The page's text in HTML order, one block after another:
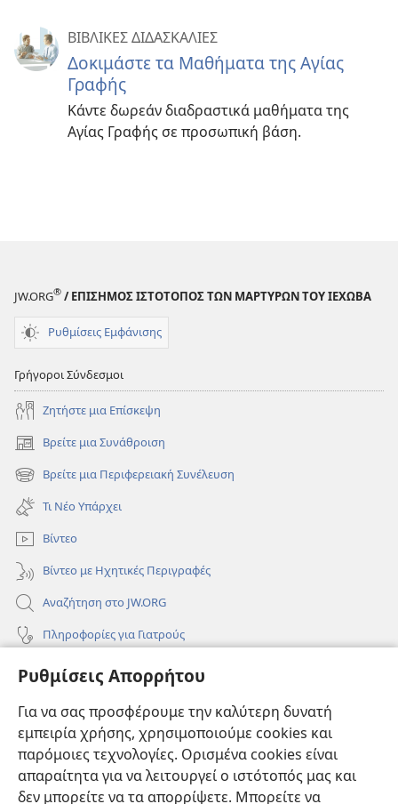
Ρυθμίσεις Απορρήτου
Για να σας προσφέρουμε την καλύτερη δυνατή
εμπειρία χρήσης, χρησιμοποιούμε cookies και
παρόμοιες τεχνολογίες. Ορισμένα cookies είναι
απαραίτητα για να λειτουργεί ο ιστότοπός μας και
δεν μπορείτε να τα απορρίψετε. Μπορείτε να
ΒΙΒΛΙΚΕΣ ΔΙΔΑΣΚΑΛΙΕΣ
Δοκιμάστε τα Μαθήματα της Αγίας
Γραφής
Κάντε δωρεάν διαδραστικά μαθήματα της
Αγίας Γραφής σε προσωπική βάση.
JW.ORG® / ΕΠΙΣΗΜΟΣ ΙΣΤΟΤΟΠΟΣ ΤΩΝ ΜΑΡΤΥΡΩΝ ΤΟΥ ΙΕΧΩΒΑ
Ρυθμίσεις Εμφάνισης
Γρήγοροι Σύνδεσμοι
Ζητήστε μια Επίσκεψη
Βρείτε μια Συνάθροιση
(ανοίγει
νέο
παράθυρο)
Βρείτε μια Περιφερειακή Συνέλευση
(ανοίγει
νέο
παράθυρο)
Τι Νέο Υπάρχει
Βίντεο
Βίντεο με Ηχητικές Περιγραφές
Αναζήτηση στο JW.ORG
Πληροφορίες για Γιατρούς
Πληροφορίες για Επίσημους Φορείς και ΜΜΕ
Συνεισφορές
(ανοίγει
παράθυρο)ΔΙΑΔΙΚΤΥΑΚΗ ΒΙΒΛΙΟΘΗΚΗ της Σκοπιάς™
(ανοίγει